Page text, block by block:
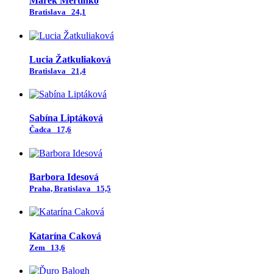
Bratislava 24,1
Lucia Žatkuliaková
Bratislava 21,4
Sabína Liptáková
Čadca 17,6
Barbora Idesová
Praha, Bratislava 15,5
Katarína Caková
Zem 13,6